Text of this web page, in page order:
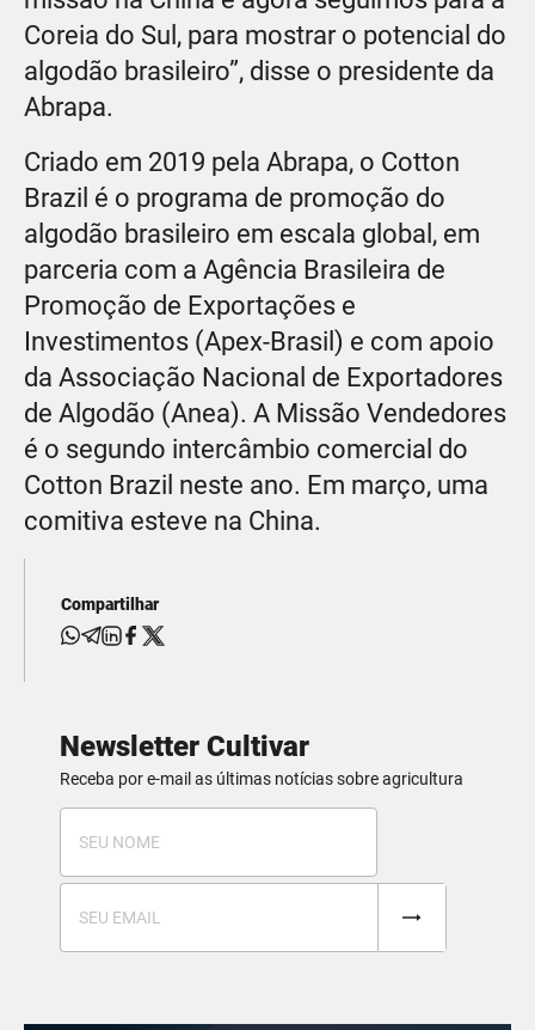
Coreia do Sul, para mostrar o potencial do
algodão brasileiro”, disse o presidente da
Abrapa.
Criado em 2019 pela Abrapa, o Cotton
Brazil é o programa de promoção do
algodão brasileiro em escala global, em
parceria com a Agência Brasileira de
Promoção de Exportações e
Investimentos (Apex-Brasil) e com apoio
da Associação Nacional de Exportadores
de Algodão (Anea). A Missão Vendedores
é o segundo intercâmbio comercial do
Cotton Brazil neste ano. Em março, uma
comitiva esteve na China.
Compartilhar
Newsletter Cultivar
Receba por e-mail as últimas notícias sobre agricultura